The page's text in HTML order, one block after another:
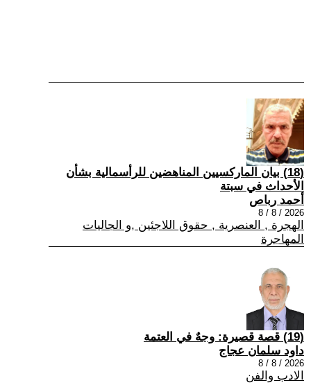
(18) بيان الماركسيين المناهضين للرأسمالية بشأن
الأحداث في سبتة
أحمد رباص
2026 / 8 / 8
الهجرة , العنصرية , حقوق اللاجئين ,و الجاليات
المهاجرة
(19) قصة قصيرة: وجهٌ في العتمة
داود سلمان عجاج
2026 / 8 / 8
الادب والفن